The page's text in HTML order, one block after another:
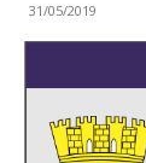
31/05/2019